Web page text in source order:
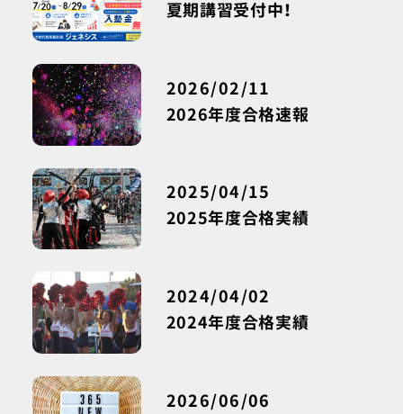
夏期講習受付中！
2026年度合格速報
2026/02/11
2025年度合格実績
2025/04/15
2024年度合格実績
2024/04/02
2026/06/06